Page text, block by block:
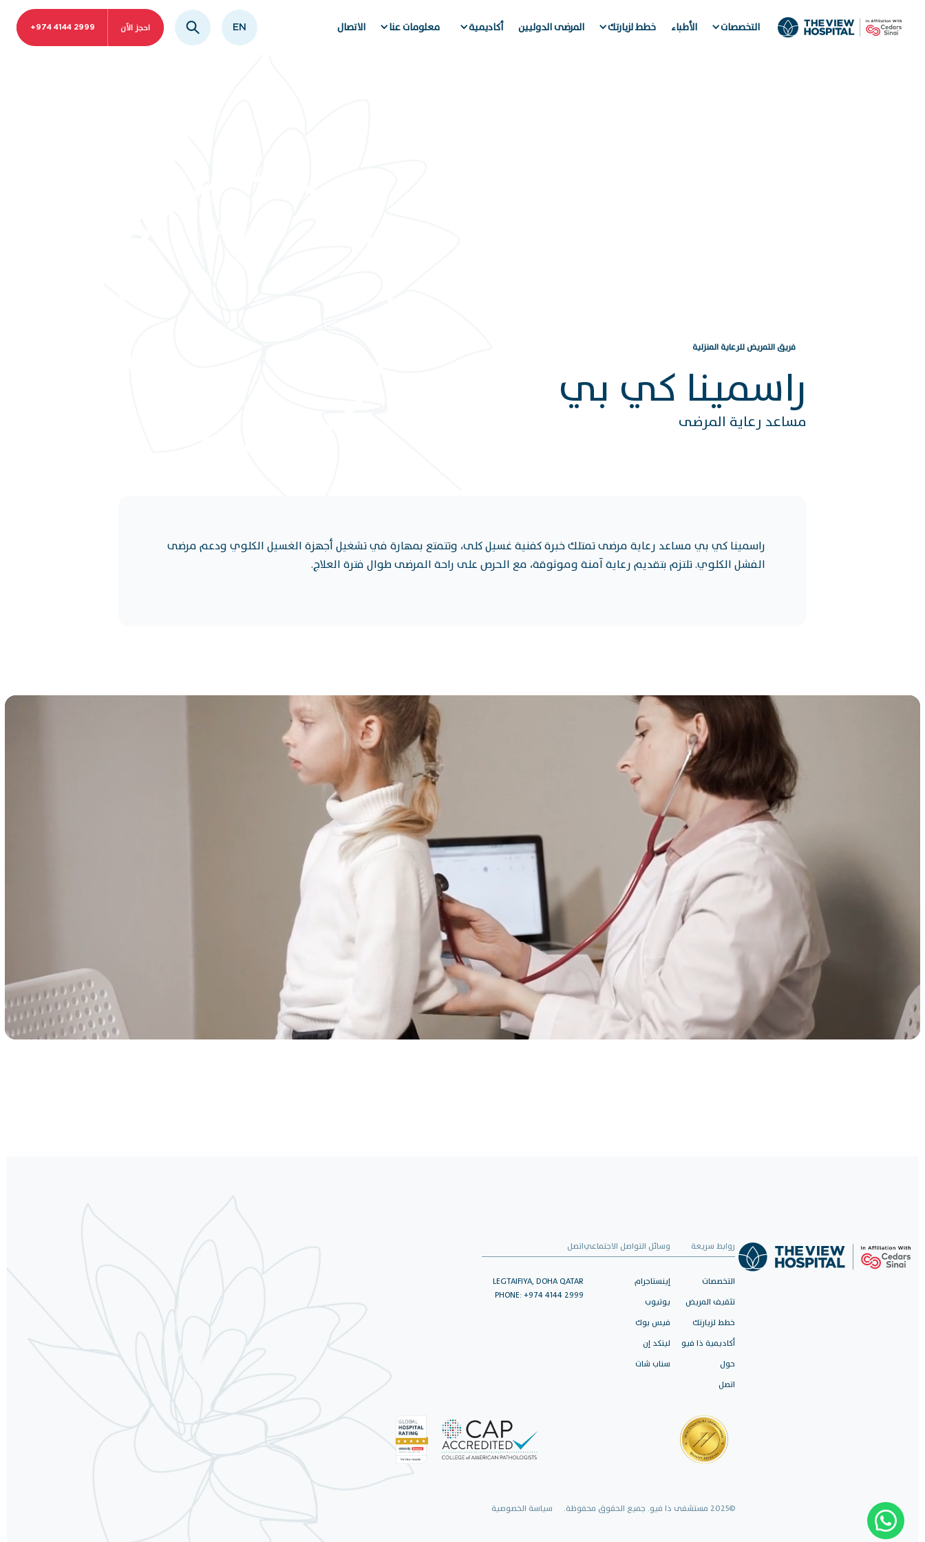
التخصصات الأطباء خطط لزيارتك المرضى الدوليين أكاديمية معلومات عنا الاتصال EN
+974 4144 2999 احجز الآن
فريق التمريض للرعاية المنزلية
راسمينا كي بي
مساعد رعاية المرضى
راسمينا كي بي مساعد رعاية مرضى تمتلك خبرة كفنية غسيل كلى، وتتمتع بمهارة في تشغيل أجهزة الغسيل الكلوي ودعم مرضى
الفشل الكلوي. تلتزم بتقديم رعاية آمنة وموثوقة، مع الحرص على راحة المرضى طوال فترة العلاج.
روابط سريعة
التخصصات
تثقيف المريض
خطط لزيارتك
أكاديمية ذا فيو
حول
اتصل
وسائل التواصل الاجتماعي
إينستاجرام
يوتيوب
فيس بوك
لينكد إن
سناب شات
اتصل
LEGTAIFIYA, DOHA QATAR
PHONE: +974 4144 2999
©2025 مستشفى ذا فيو. جميع الحقوق محفوظة. سياسة الخصوصية